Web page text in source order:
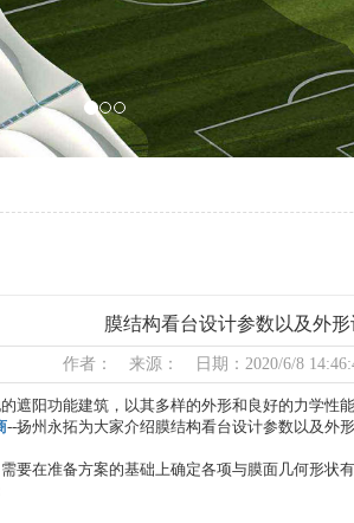
膜结构看台设计参数以及外
作者： 来源： 日期：2020/6/8
阳功能建筑，以其多样的外形和良好的力学性
--扬州永拓为大家介绍膜结构看台设计参数以及外
在准备方案的基础上确定各项与膜面几何形状有